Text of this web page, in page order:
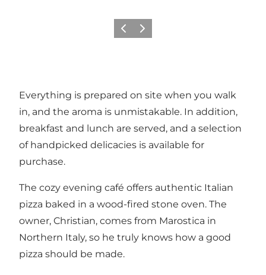
PrécédentSuivant
Everything is prepared on site when you walk
in, and the aroma is unmistakable. In addition,
breakfast and lunch are served, and a selection
of handpicked delicacies is available for
purchase.
The cozy evening café offers authentic Italian
pizza baked in a wood-fired stone oven. The
owner, Christian, comes from Marostica in
Northern Italy, so he truly knows how a good
pizza should be made.